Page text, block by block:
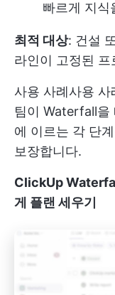
빠르게 지식
최적 대상: 건설
라인이 고정된
사용 사례사용 사
팀이 Waterfall을
에 이르는 각 단
보장합니다.
ClickUp
게 플랜 세우기